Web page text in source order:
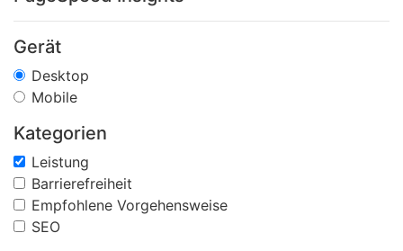
Gerät
Desktop
Mobile
Kategorien
Leistung
Barrierefreiheit
Empfohlene Vorgehensweise
SEO